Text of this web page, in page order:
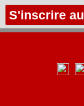
S'inscrire au